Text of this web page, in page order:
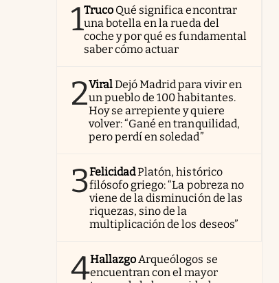
1Truco Qué significa encontrar
una botella en la rueda del
coche y por qué es fundamental
saber cómo actuar
2ViralDejó Madrid para vivir en
un pueblo de 100 habitantes.
Hoy se arrepiente y quiere
volver: “Gané en tranquilidad,
pero perdí en soledad”
3FelicidadPlatón, histórico
filósofo griego: “La pobreza no
viene de la disminución de las
riquezas, sino de la
multiplicación de los deseos”
4HallazgoArqueólogos se
encuentran con el mayor